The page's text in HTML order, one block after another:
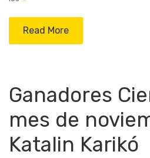
Read More
Ganadores
mes de
Katalin Karikó